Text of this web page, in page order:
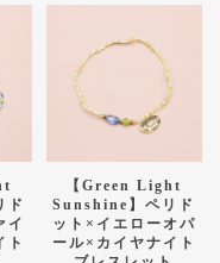
ド
イ
ト
【Green Light
Sunshine】ペリド
ット×イエローオパ
ール×カイヤナイト